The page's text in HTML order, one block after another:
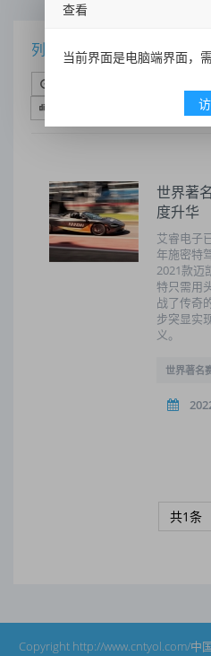
列表
世界著
度升华
艾睿电子
年施密特
2021款迈
特只需用
战了传奇
步突显实
义。
世界著名
共1条
Copyright http://www.cntyol.com/中
查看
当前界面是电脑端界面，